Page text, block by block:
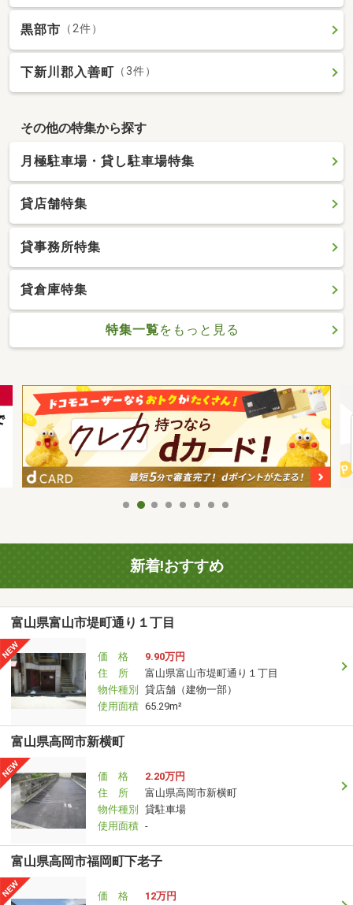
黒部市 （2件）
下新川郡入善町 （3件）
その他の特集から探す
月極駐車場・貸し駐車場特集
貸店舗特集
貸事務所特集
貸倉庫特集
特集一覧をもっと見る
新着!おすすめ
富山県富山市堤町通り１丁目
価 格
9.90万円
住 所
富山県富山市堤町通り１丁目
物件種別
貸店舗（建物一部）
使用面積 65.29m²
富山県高岡市新横町
価 格
2.20万円
住 所
富山県高岡市新横町
物件種別
貸駐車場
使用面積 -
富山県高岡市福岡町下老子
価 格
12万円